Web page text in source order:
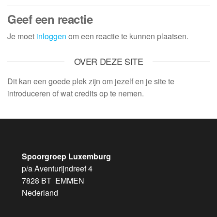
Geef een reactie
Je moet inloggen om een reactie te kunnen plaatsen.
OVER DEZE SITE
Dit kan een goede plek zijn om jezelf en je site te
introduceren of wat credits op te nemen.
Spoorgroep Luxemburg
p/a Aventurijndreef 4
7828 BT EMMEN
Nederland